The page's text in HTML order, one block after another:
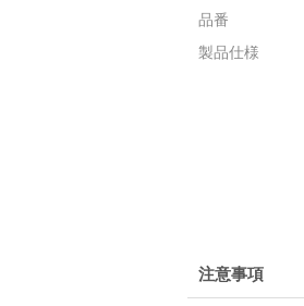
品番
製品仕様
注意事項